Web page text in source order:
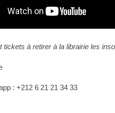
tickets à retirer à la librairie les
: +212 6 21 21 34 33